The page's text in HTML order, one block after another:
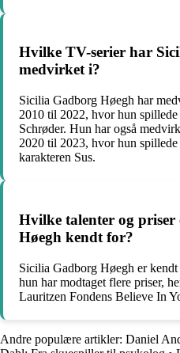
Hvilke TV-serier har
medvirket i?
Sicilia Gadborg Høegh har
2010 til 2022, hvor hun
Schrøder. Hun har også
2020 til 2023, hvor hun
karakteren Sus.
Hvilke talenter og
Høegh kendt for?
Sicilia Gadborg Høegh er
hun har modtaget flere priser,
Lauritzen Fondens Believe In
Andre populære artikler: Daniel